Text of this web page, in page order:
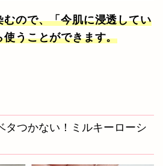
ので、「今肌に浸透してい
うことができます。
タつかない！ミルキーローシ